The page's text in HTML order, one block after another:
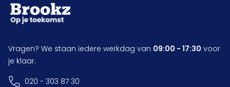
Vragen? We staan iedere werkdag van 09:00 - 17:30 voor
je klaar.
020 - 303 87 30